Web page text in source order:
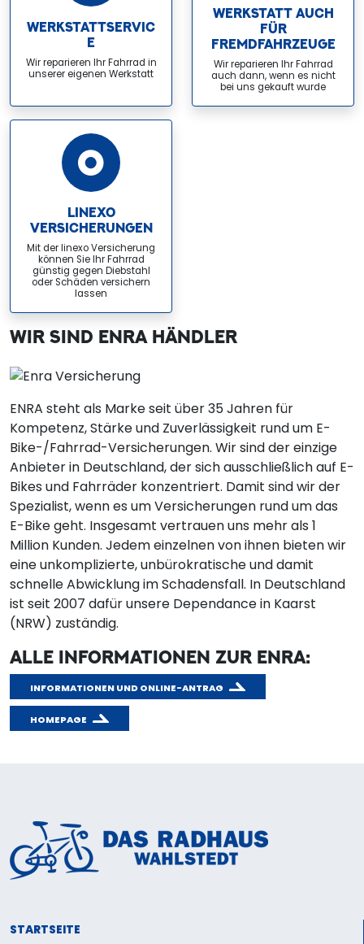
WERKSTATTSERVIC
E
Wir reparieren Ihr Fahrrad in
unserer eigenen Werkstatt
WERKSTATT AUCH
FÜR
FREMDFAHRZEUGE
Wir reparieren Ihr Fahrrad
auch dann, wenn es nicht
bei uns gekauft wurde
LINEXO
VERSICHERUNGEN
Mit der linexo Versicherung
können Sie Ihr Fahrrad
günstig gegen Diebstahl
oder Schäden versichern
lassen
WIR SIND ENRA HÄNDLER
ENRA steht als Marke seit über 35 Jahren für
Kompetenz, Stärke und Zuverlässigkeit rund um E-
Bike-/Fahrrad-Versicherungen. Wir sind der einzige
Anbieter in Deutschland, der sich ausschließlich auf E-
Bikes und Fahrräder konzentriert. Damit sind wir der
Spezialist, wenn es um Versicherungen rund um das
E-Bike geht. Insgesamt vertrauen uns mehr als 1
Million Kunden. Jedem einzelnen von ihnen bieten wir
eine unkomplizierte, unbürokratische und damit
schnelle Abwicklung im Schadensfall. In Deutschland
ist seit 2007 dafür unsere Dependance in Kaarst
(NRW) zuständig.
ALLE INFORMATIONEN ZUR ENRA:
INFORMATIONEN UND ONLINE-ANTRAG
HOMEPAGE
STARTSEITE